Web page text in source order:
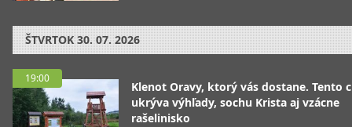
ŠTVRTOK 30. 07. 2026
19:00
Klenot Oravy, ktorý vás dostane. Tento
ukrýva výhľady, sochu Krista aj vzácne
rašelinisko